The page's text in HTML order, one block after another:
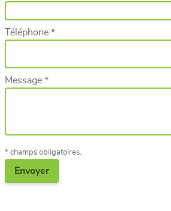
Téléphone *
Message *
* champs obligatoires.